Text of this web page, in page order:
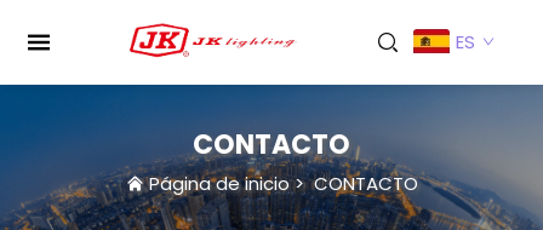
ES
CONTACTO
Página de inicio>CONTACTO